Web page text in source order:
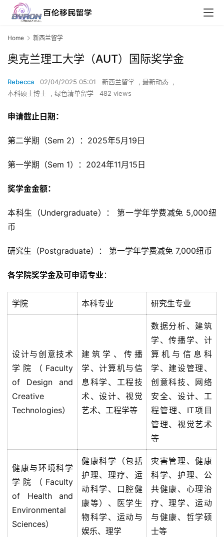
Home 新西兰留学
奥克兰理工大学（AUT）国际奖学金
Rebecca 02/04/2025 05:01 新西兰留学 , 最新动态 ,
本科硕士博士 , 绿色清单留学 482 views
申请截止日期：
第二学期（Sem 2）：2025年5月19日
第一学期（Sem 1）：2024年11月15日
奖学金金额：
本科生（Undergraduate）： 第一学年学费减免 5,000纽
币
研究生（Postgraduate）： 第一学年学费减免 7,000纽币
各学院奖学金及可申请专业：
学院 本科专业 研究生专业
设计与创意技术
学院（Faculty
of Design and
Creative
Technologies）
建筑学、传播
学、计算机与信
息科学、工程技
术、设计、视觉
艺术、工程学等
数据分析、建筑
学、传播学、计
算机与信息科
学、建设管理、
创意科技、网络
安全、设计、工
程管理、IT项目
管理、视觉艺术
等
健康与环境科学
学院（Faculty
of Health and
Environmental
Sciences）
健康科学（包括
护理、理疗、运
动科学、口腔健
康等）、医学生
物科学、运动与
娱乐、理学
灾害管理、健康
科学、护理、公
共健康、心理治
疗、理学、运动
与健康、哲学硕
士等